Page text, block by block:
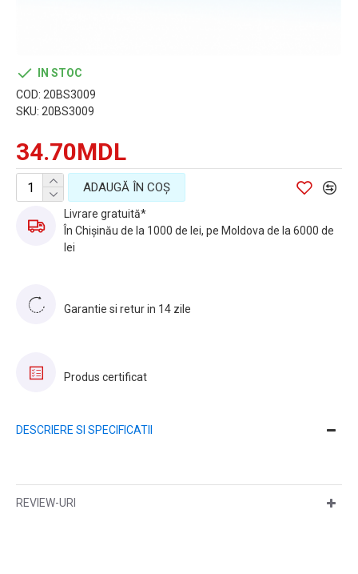
34.70MDL
IN STOC
COD: 20BS3009
SKU: 20BS3009
ADAUGĂ ÎN COŞ
Livrare gratuită*
În Chișinău de la 1000 de lei, pe Moldova de la 6000 de
lei
Garantie si retur in 14 zile
Produs certificat
DESCRIERE SI SPECIFICATII
REVIEW-URI